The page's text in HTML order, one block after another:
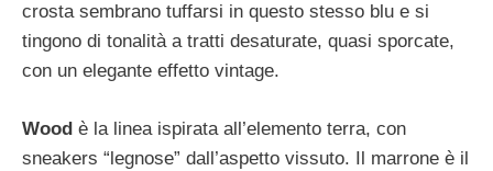
crosta sembrano tuffarsi in questo stesso blu e si
tingono di tonalità a tratti desaturate, quasi sporcate,
con un elegante effetto vintage.
Wood è la linea ispirata all’elemento terra, con
sneakers “legnose” dall’aspetto vissuto. Il marrone è il